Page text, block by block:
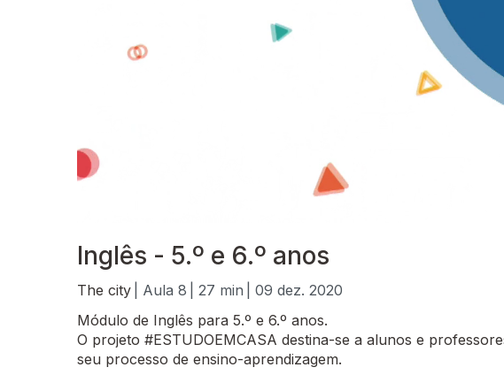
Inglês - 5.º e 6.º anos
The city | Aula 8 | 27 min | 09 dez. 2020
Módulo de Inglês para 5.º e 6.º anos.
O projeto #ESTUDOEMCASA destina-se a alunos e
seu processo de ensino-aprendizagem.